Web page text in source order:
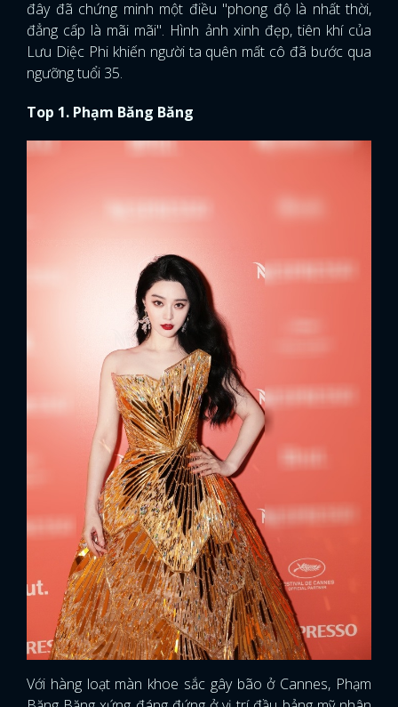
FACEBOOK GOOGLE
đây đã chứng minh một điều "phong độ là nhất thời,
đẳng cấp là mãi mãi". Hình ảnh xinh đẹp, tiên khí của
Lưu Diệc Phi khiến người ta quên mất cô đã bước qua
ngưỡng tuổi 35.
Top 1. Phạm Băng Băng
Với hàng loạt màn khoe sắc gây bão ở Cannes, Phạm